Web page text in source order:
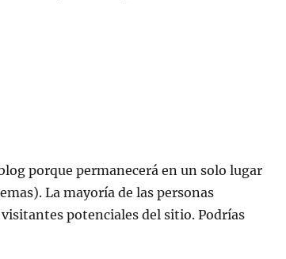
porque permanecerá en un solo lugar
La mayoría de las personas
potenciales del sitio. Podrías